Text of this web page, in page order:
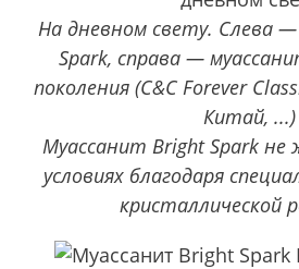
На дневном свету. Слева
Spark, справа —
поколения (C&C Forever
Китай, ...)
Муассанит Bright Spark
условиях благодаря
кристаллической